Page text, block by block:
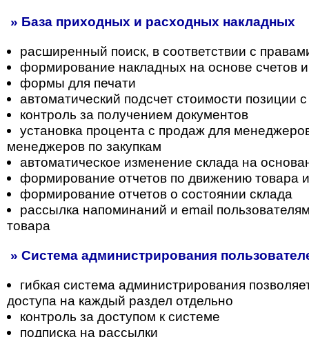
» База приходных и расходных накладных
расширенный поиск, в соответствии с
формирование накладных на основе счетов и
формы для печати
автоматический подсчет стоимости позиции
контроль за получением документов
установка процента с продаж для
менеджеров по закупкам
автоматическое изменение склада на
формирование отчетов по движению товара
формирование отчетов о состоянии склада
рассылка напоминаний и email
товара
» Система администрирования
гибкая система администрирования
доступа на каждый раздел отдельно
контроль за доступом к системе
подписка на рассылки